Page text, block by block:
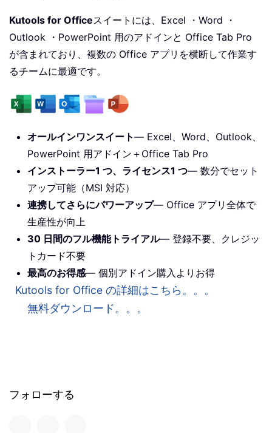
Kutools for Officeスイートには、Excel ・Word ・
Outlook ・PowerPoint 用のアドインと Office Tab Pro
が含まれており、複数の Office アプリを横断して作業す
るチームに最適です。
オールインワンスイート— Excel、Word、Outlook、
PowerPoint 用アドイン＋Office Tab Pro
インストーラー1 つ、ライセンス1 つ— 数分でセット
アップ可能（MSI 対応）
連携してさらにパワーアップ— Office アプリ全体で
生産性が向上
30 日間のフル機能トライアル— 登録不要、クレジッ
トカード不要
最高のお得感— 個別アドイン購入よりお得
Kutools for Office の詳細はこちら。。。
無料ダウンロード。。。
フォローする